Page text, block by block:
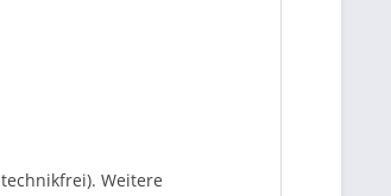
Weitere